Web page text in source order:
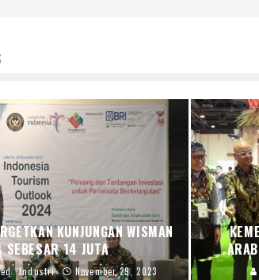
KUNJUNGAN WISMAN
14 JUTA
Industri November 29, 2023